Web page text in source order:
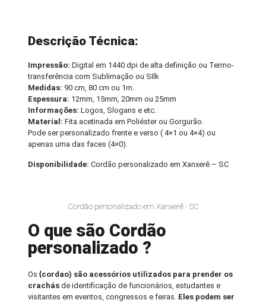
Descrição Técnica:
Impressão: Digital em 1440 dpi de alta definição ou Termo-
transferência com Sublimação ou SIlk
Medidas: 90 cm, 80 cm ou 1m.
Espessura: 12mm, 15mm, 20mm ou 25mm
Informações:Logos, Slogans e etc.
Material: Fita acetinada em Poliéster ou Gorgurão.
Pode ser personalizado frente e verso ( 4×1 ou 4×4) ou
apenas uma das faces (4×0).
Disponibilidade:Cordão personalizado em Xanxerê – SC
Cordão personalizado em Xanxerê - SC
O que são Cordão
personalizado ?
Os {cordao) são acessórios utilizados para prender os
crachás de identificação de funcionários, estudantes e
visitantes em eventos, congressos e feiras. Eles podem ser